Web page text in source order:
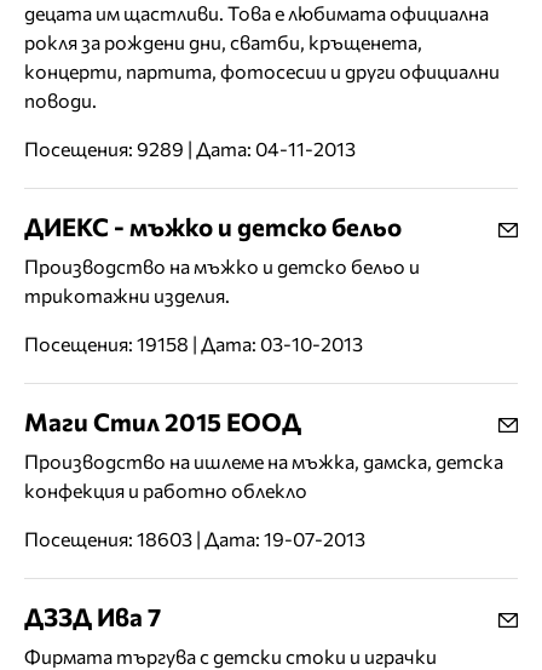
децата им щастливи. Това е любимата официална
рокля за рождени дни, сватби, кръщенета,
концерти, партита, фотосесии и други официални
поводи.
Посещения: 9289 | Дата: 04-11-2013
ДИЕКС - мъжко и детско бельо
Производство на мъжко и детско бельо и
трикотажни изделия.
Посещения: 19158 | Дата: 03-10-2013
Маги Стил 2015 ЕООД
Производство на ишлеме на мъжка, дамска, детска
конфекция и работно облекло
Посещения: 18603 | Дата: 19-07-2013
ДЗЗД Ива 7
Фирмата търгува с детски стоки и играчки